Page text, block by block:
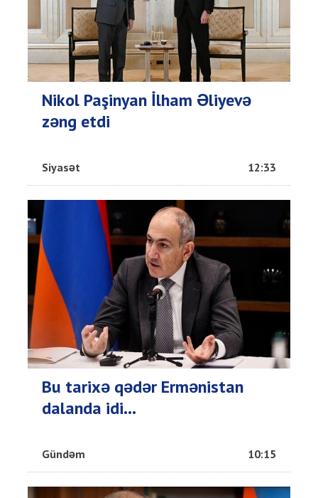
Nikol Paşinyan İlham Əliyevə
zəng etdi
Siyasət 12:33
Bu tarixə qədər Ermənistan
dalanda idi...
Gündəm 10:15